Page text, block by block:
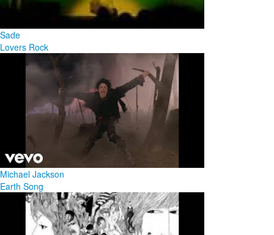
Sade
Lovers Rock
Michael Jackson
Earth Song